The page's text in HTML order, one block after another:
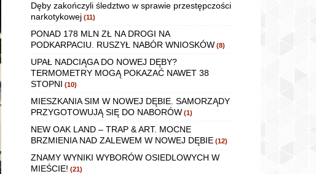
Dęby zakończyli śledztwo w sprawie przestępczości
narkotykowej (11)
PONAD 178 MLN ZŁ NA DROGI NA
PODKARPACIU. RUSZYŁ NABÓR WNIOSKÓW (8)
UPAŁ NADCIĄGA DO NOWEJ DĘBY?
TERMOMETRY MOGĄ POKAZAĆ NAWET 38
STOPNI (10)
MIESZKANIA SIM W NOWEJ DĘBIE. SAMORZĄDY
PRZYGOTOWUJĄ SIĘ DO NABORÓW (1)
NEW OAK LAND – TRAP & ART. MOCNE
BRZMIENIA NAD ZALEWEM W NOWEJ DĘBIE (12)
ZNAMY WYNIKI WYBORÓW OSIEDLOWYCH W
MIEŚCIE! (21)